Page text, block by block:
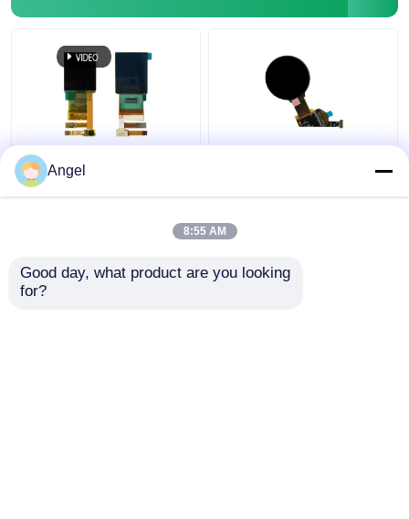
1.45 pollici AMOLED
Display Module,
24 pin Mipi Interfaccia
400X400, guida IC
RM69080
Angel
8:55 AM
Good day, what product are you looking
for?